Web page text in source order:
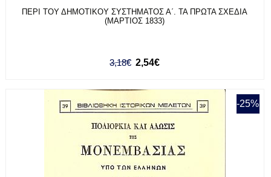
ΠΕΡΙ ΤΟΥ ΔΗΜΟΤΙΚΟΥ ΣΥΣΤΗΜΑΤΟΣ Α΄. ΤΑ ΠΡΩΤΑ ΣΧΕΔΙΑ
(ΜΑΡΤΙΟΣ 1833)
3,18€ 2,54€
-25%